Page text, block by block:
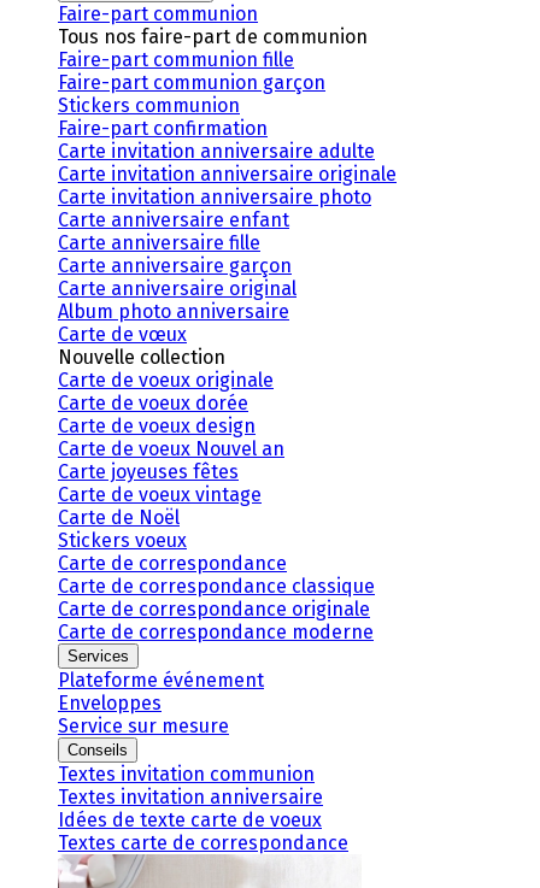
Faire-part communion
Tous nos faire-part de communion
Faire-part communion fille
Faire-part communion garçon
Stickers communion
Faire-part confirmation
Carte invitation anniversaire adulte
Carte invitation anniversaire originale
Carte invitation anniversaire photo
Carte anniversaire enfant
Carte anniversaire fille
Carte anniversaire garçon
Carte anniversaire original
Album photo anniversaire
Carte de vœux
Nouvelle collection
Carte de voeux originale
Carte de voeux dorée
Carte de voeux design
Carte de voeux Nouvel an
Carte joyeuses fêtes
Carte de voeux vintage
Carte de Noël
Stickers voeux
Carte de correspondance
Carte de correspondance classique
Carte de correspondance originale
Carte de correspondance moderne
Services
Plateforme événement
Enveloppes
Service sur mesure
Conseils
Textes invitation communion
Textes invitation anniversaire
Idées de texte carte de voeux
Textes carte de correspondance